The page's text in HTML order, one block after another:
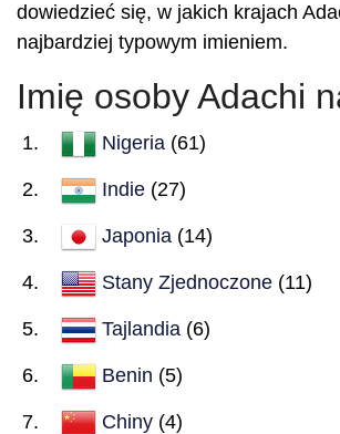
dowiedzieć się, w jakich krajach
najbardziej typowym imieniem.
Imię osoby Adachi
Nigeria (61)
Indie (27)
Japonia (14)
Stany Zjednoczone (11)
Tajlandia (6)
Benin (5)
Chiny (4)